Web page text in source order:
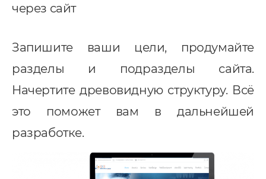
через сайт
Запишите ваши цели, продумайте
разделы и подразделы сайта.
Начертите древовидную структуру. Всё
это поможет вам в дальнейшей
разработке.